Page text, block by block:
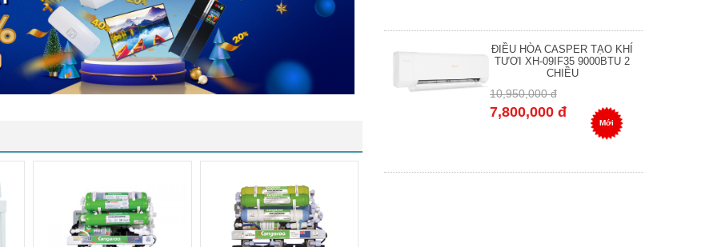
ĐIỀU HÒA CASPER TẠO KHÍ
TƯƠI XH-09IF35 9000BTU 2
CHIỀU
10,950,000 đ
7,800,000 đ
Mới